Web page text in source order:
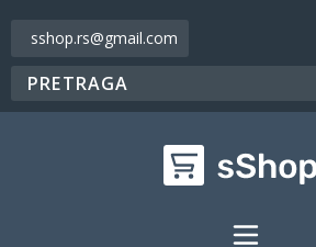
sshop.rs@gmail.com